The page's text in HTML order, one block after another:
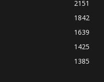
2151
1842
1639
1425
1385